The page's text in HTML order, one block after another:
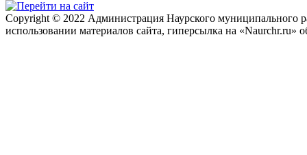
Copyright © 2022 Администрация Наурского муниципального
использовании материалов сайта, гиперсылка на «Naurchr.ru»